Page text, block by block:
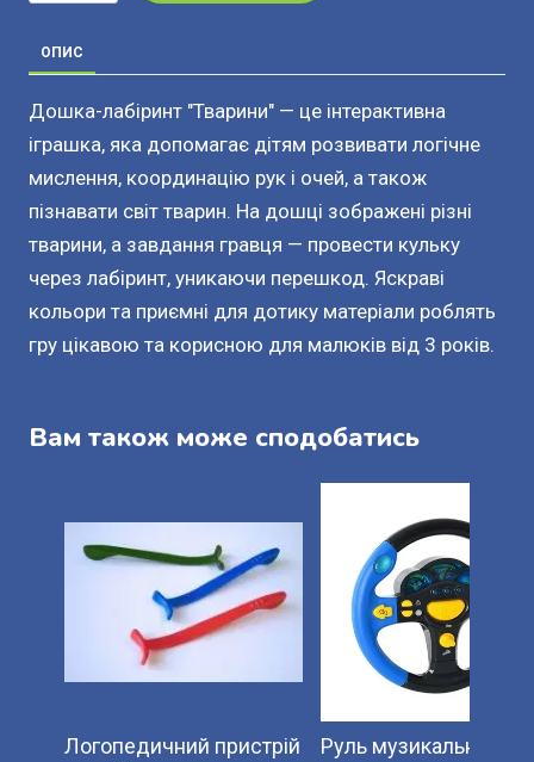
ОПИС
Дошка-лабіринт "Тварини" — це інтерактивна
іграшка, яка допомагає дітям розвивати логічне
мислення, координацію рук і очей, а також
пізнавати світ тварин. На дошці зображені різні
тварини, а завдання гравця — провести кульку
через лабіринт, уникаючи перешкод. Яскраві
кольори та приємні для дотику матеріали роблять
гру цікавою та корисною для малюків від 3 років.
Вам також може сподобатись
Логопедичний пристрій
Руль музикальний